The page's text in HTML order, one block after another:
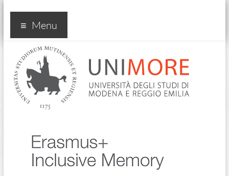
Progetto Inclusive Memory
Menu